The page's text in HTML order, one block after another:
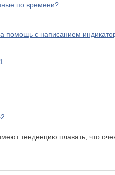
по времени?
помощь с написанием
тенденцию плавать, что